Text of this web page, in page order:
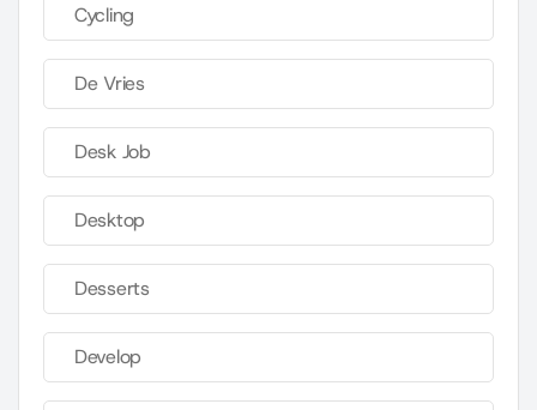
Cycling
De Vries
Desk Job
Desktop
Desserts
Develop